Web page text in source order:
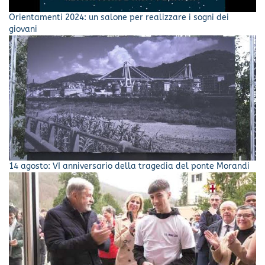
Orientamenti 2024: un salone per realizzare i sogni dei
giovani
14 agosto: VI anniversario della tragedia del ponte Morandi